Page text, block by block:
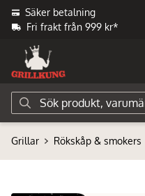
Säker betalning
Fri frakt från 999 kr*
Grillar Rökskåp & smokers